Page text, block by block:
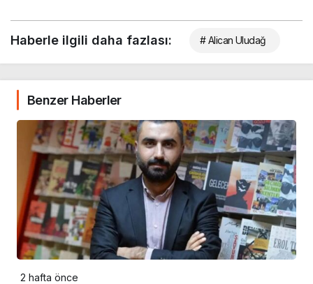
Haberle ilgili daha fazlası: # Alican Uludağ
Benzer Haberler
2 hafta önce